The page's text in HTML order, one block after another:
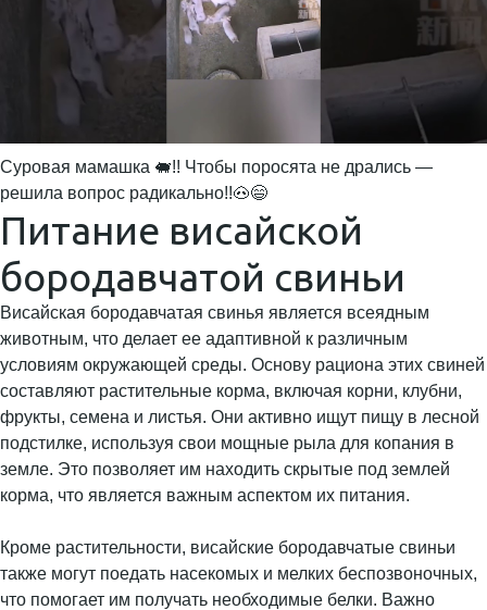
Суровая мамашка 🐖!! Чтобы поросята не дрались —
решила вопрос радикально!!🐽😄
Питание висайской
бородавчатой свиньи
Висайская бородавчатая свинья является всеядным
животным, что делает ее адаптивной к различным
условиям окружающей среды. Основу рациона этих свиней
составляют растительные корма, включая корни, клубни,
фрукты, семена и листья. Они активно ищут пищу в лесной
подстилке, используя свои мощные рыла для копания в
земле. Это позволяет им находить скрытые под землей
корма, что является важным аспектом их питания.
Кроме растительности, висайские бородавчатые свиньи
также могут поедать насекомых и мелких беспозвоночных,
что помогает им получать необходимые белки. Важно